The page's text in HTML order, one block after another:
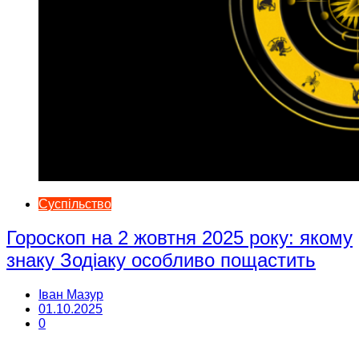
Суспільство
Гороскоп на 2 жовтня 2025 року: якому
знаку Зодіаку особливо пощастить
Іван Мазур
01.10.2025
0